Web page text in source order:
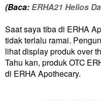
(Baca:ERHA21 Helios
Saat saya tiba di ERHA
tidak terlalu ramai.
lihat display produk over
Tahu kan, produk OTC
di ERHA Apothecary.